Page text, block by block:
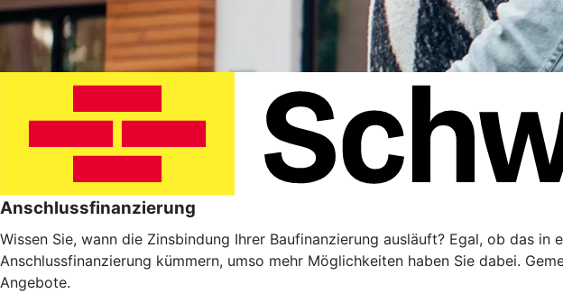
Anschlussfinanzierung
Wissen Sie, wann die Zinsbindung Ihrer Baufinanzierung ausläuft? Egal, ob das
Anschlussfinanzierung kümmern, umso mehr Möglichkeiten haben Sie dabei.
Angebote.